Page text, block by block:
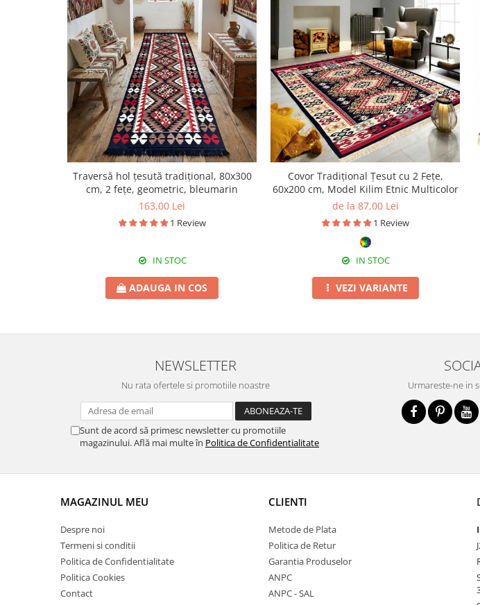
Traversă hol țesută tradițional, 80x300
cm, 2 fețe, geometric, bleumarin
163,00 Lei
1 Review
IN STOC
ADAUGA IN COS
Covor Tradițional Țesut cu 2 Fețe,
60x200 cm, Model Kilim Etnic Multicolor
de la 87,00 Lei
1 Review
IN STOC
VEZI VARIANTE
NEWSLETTER
Nu rata ofertele si promotiile noastre
Sunt de acord să primesc newsletter cu promotiile
magazinului. Află mai multe în Politica de Confidentialitate
Urmareste-ne in
MAGAZINUL MEU
Despre noi
Termeni si conditii
Politica de Confidentialitate
Politica Cookies
Contact
CLIENTI
Metode de Plata
Politica de Retur
Garantia Produselor
ANPC
ANPC - SAL